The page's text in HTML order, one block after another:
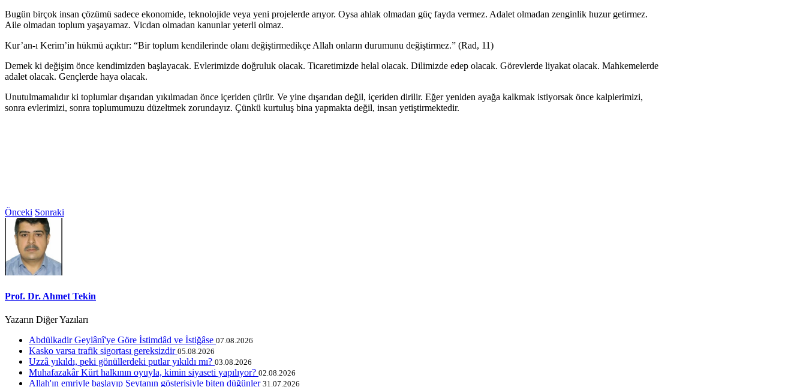
Bugün birçok insan çözümü sadece ekonomide, teknolojide veya yeni projelerde arıyor. Oysa ahlak olmadan güç fayda vermez. Adalet olmadan zenginlik huzur getirmez.
Aile olmadan toplum yaşayamaz. Vicdan olmadan kanunlar yeterli olmaz.
Kur’an-ı Kerim’in hükmü açıktır: “Bir toplum kendilerinde olanı değiştirmedikçe Allah onların durumunu değiştirmez.” (Rad, 11)
Demek ki değişim önce kendimizden başlayacak. Evlerimizde doğruluk olacak. Ticaretimizde helal olacak. Dilimizde edep olacak. Görevlerde liyakat olacak. Mahkemelerde
adalet olacak. Gençlerde haya olacak.
Unutulmamalıdır ki toplumlar dışarıdan yıkılmadan önce içeriden çürür. Ve yine dışarıdan değil, içeriden dirilir. Eğer yeniden ayağa kalkmak istiyorsak önce kalplerimizi,
sonra evlerimizi, sonra toplumumuzu düzeltmek zorundayız. Çünkü kurtuluş bina yapmakta değil, insan yetiştirmektedir.
Önceki Sonraki
Prof. Dr. Ahmet Tekin
Yazarın Diğer Yazıları
Abdülkadir Geylânî'ye Göre İstimdâd ve İstiğâse 07.08.2026
Kasko varsa trafik sigortası gereksizdir 05.08.2026
Uzzâ yıkıldı, peki gönüllerdeki putlar yıkıldı mı? 03.08.2026
Muhafazakâr Kürt halkının oyuyla, kimin siyaseti yapılıyor? 02.08.2026
Allah'ın emriyle başlayıp Şeytanın gösterisiyle biten düğünler 31.07.2026